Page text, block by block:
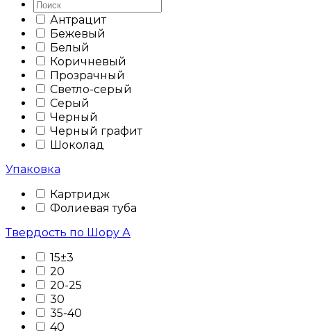
Антрацит
Бежевый
Белый
Коричневый
Прозрачный
Светло-серый
Серый
Черный
Черный графит
Шоколад
Упаковка
Картридж
Фолиевая туба
Твердость по Шору А
15±3
20
20-25
30
35-40
40